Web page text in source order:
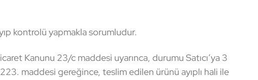
kontrolü yapmakla sorumludur.
Kanunu 23/c maddesi uyarınca, durumu Satıcı’ya 3
maddesi gereğince, teslim edilen ürünü ayıplı hali ile